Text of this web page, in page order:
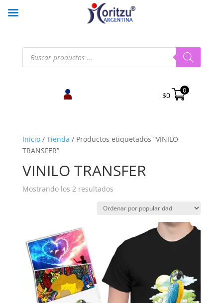
Búsqueda
productos
$0
0
Inicio/ Tienda / Productos etiquetados “VINILO
TRANSFER”
VINILO TRANSFER
Mostrando los 2 resultadosOrdenado
popularidad